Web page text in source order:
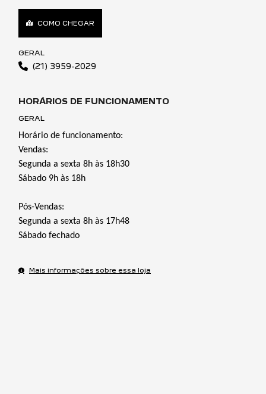
COMO CHEGAR
GERAL
(21) 3959-2029
HORÁRIOS DE FUNCIONAMENTO
GERAL
Horário de funcionamento:
Vendas:
Segunda a sexta 8h às 18h30
Sábado 9h às 18h
Pós-Vendas:
Segunda a sexta 8h às 17h48
Sábado fechado
Mais informações sobre essa loja